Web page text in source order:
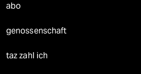
abo
genossenschaft
taz zahl ich